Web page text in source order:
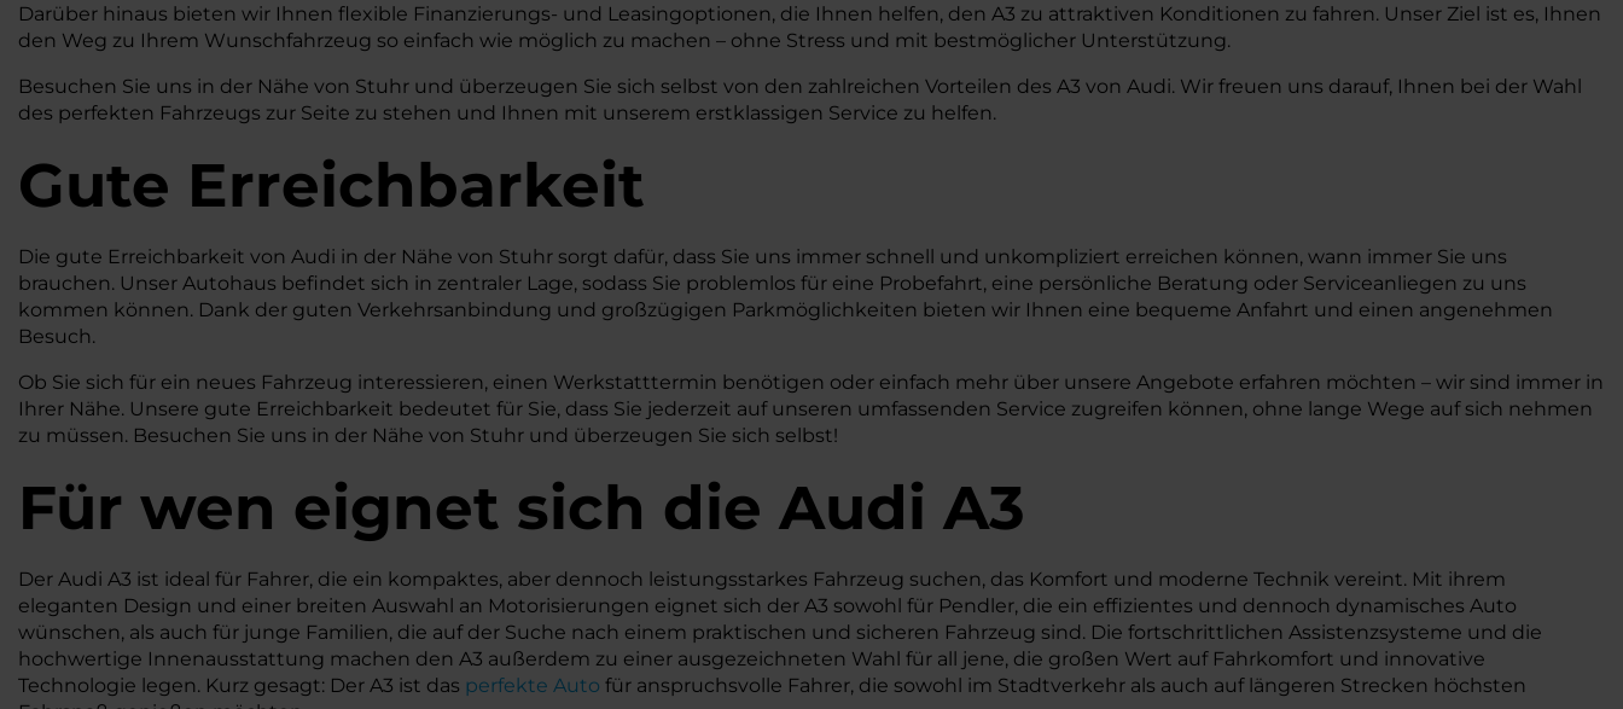
Darüber hinaus bieten wir Ihnen flexible Finanzierungs- und Leasingoptionen, die Ihnen helfen, den A3 zu attraktiven Konditionen zu fahren. Unser Ziel ist es, Ihnen
den Weg zu Ihrem Wunschfahrzeug so einfach wie möglich zu machen – ohne Stress und mit bestmöglicher Unterstützung.
Besuchen Sie uns in der Nähe von Stuhr und überzeugen Sie sich selbst von den zahlreichen Vorteilen des A3 von Audi. Wir freuen uns darauf, Ihnen bei der Wahl
des perfekten Fahrzeugs zur Seite zu stehen und Ihnen mit unserem erstklassigen Service zu helfen.
Gute Erreichbarkeit
Die gute Erreichbarkeit von Audi in der Nähe von Stuhr sorgt dafür, dass Sie uns immer schnell und unkompliziert erreichen können, wann immer Sie uns
brauchen. Unser Autohaus befindet sich in zentraler Lage, sodass Sie problemlos für eine Probefahrt, eine persönliche Beratung oder Serviceanliegen zu uns
kommen können. Dank der guten Verkehrsanbindung und großzügigen Parkmöglichkeiten bieten wir Ihnen eine bequeme Anfahrt und einen angenehmen
Besuch.
Ob Sie sich für ein neues Fahrzeug interessieren, einen Werkstatttermin benötigen oder einfach mehr über unsere Angebote erfahren möchten – wir sind immer in
Ihrer Nähe. Unsere gute Erreichbarkeit bedeutet für Sie, dass Sie jederzeit auf unseren umfassenden Service zugreifen können, ohne lange Wege auf sich nehmen
zu müssen. Besuchen Sie uns in der Nähe von Stuhr und überzeugen Sie sich selbst!
Für wen eignet sich die Audi A3
Der Audi A3 ist ideal für Fahrer, die ein kompaktes, aber dennoch leistungsstarkes Fahrzeug suchen, das Komfort und moderne Technik vereint. Mit ihrem
eleganten Design und einer breiten Auswahl an Motorisierungen eignet sich der A3 sowohl für Pendler, die ein effizientes und dennoch dynamisches Auto
wünschen, als auch für junge Familien, die auf der Suche nach einem praktischen und sicheren Fahrzeug sind. Die fortschrittlichen Assistenzsysteme und die
hochwertige Innenausstattung machen den A3 außerdem zu einer ausgezeichneten Wahl für all jene, die großen Wert auf Fahrkomfort und innovative
Technologie legen. Kurz gesagt: Der A3 ist das perfekte Auto für anspruchsvolle Fahrer, die sowohl im Stadtverkehr als auch auf längeren Strecken höchsten